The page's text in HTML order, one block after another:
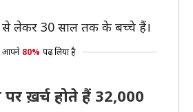
से लेकर 30 साल तक के बच्चे हैं।
आपने 80% पढ़ लिया है
ख़र्च होते हैं 32,000